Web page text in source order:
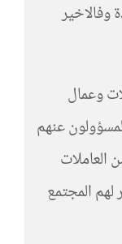
وفالاخير
وعمال
عنهم
العاملات
المجتمع